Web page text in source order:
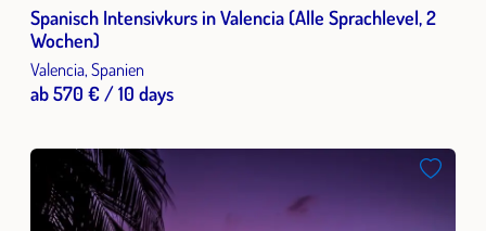
Spanisch Intensivkurs in Valencia (Alle Sprachlevel, 2
Wochen)
Valencia, Spanien
ab 570 € / 10 days